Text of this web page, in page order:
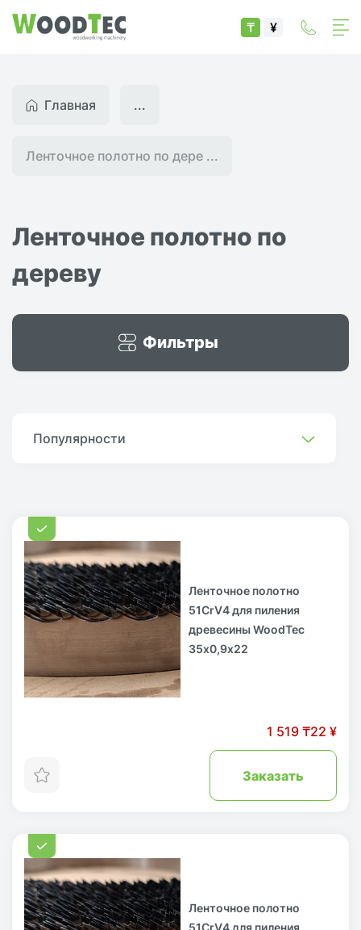
₸ ¥
Главная
Ленточное полотно по дере ...
...
Ленточное полотно по
дереву
Фильтры
Популярности
Ленточное полотно
51CrV4 для пиления
древесины WoodTec
35х0,9х22
1 519 ₸22 ¥
Заказать
Ленточное полотно